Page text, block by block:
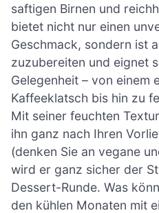
saftigen Birnen und
bietet nicht nur einen
Geschmack, sondern ist
zuzubereiten und eignet
Gelegenheit – von einem
Kaffeeklatsch bis hin zu
Mit seiner feuchten
ihn ganz nach Ihren
(denken Sie an vegane
wird er ganz sicher der
Dessert-Runde. Was
den kühlen Monaten mit